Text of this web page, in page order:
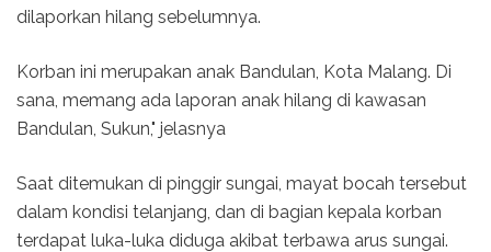
dilaporkan hilang sebelumnya.
Korban ini merupakan anak Bandulan, Kota Malang. Di
sana, memang ada laporan anak hilang di kawasan
Bandulan, Sukun," jelasnya
Saat ditemukan di pinggir sungai, mayat bocah tersebut
dalam kondisi telanjang, dan di bagian kepala korban
terdapat luka-luka diduga akibat terbawa arus sungai.